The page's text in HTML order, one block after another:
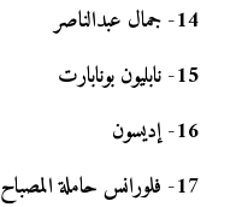
14
-جمال عبدالناصر
15
-نابليون بونابارت
16
-إديسون
17
- فلورانس حاملة المصباح